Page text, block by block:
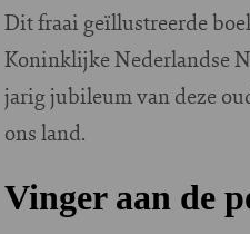
Dit fraai geïllustreerde
Koninklijke Nederlandse
jarig jubileum van deze
ons land.
Vinger aan de